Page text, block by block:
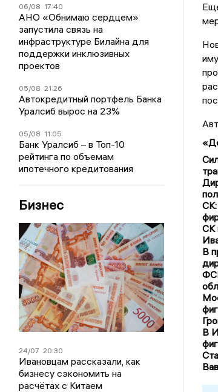
06/08 17:40
АНО «Обнимаю сердцем»
запустила связь на
инфраструктуре Билайна для
поддержки инклюзивных
проектов
05/08 21:26
Автокредитный портфель Банка
Уралсиб вырос на 23%
05/08 11:05
Банк Уралсиб – в Топ-10
рейтинга по объемам
ипотечного кредитования
Бизнес
24/07 20:30
Ивановцам рассказали, как
бизнесу сэкономить на
расчётах с Китаем
СК:
СК
В
В